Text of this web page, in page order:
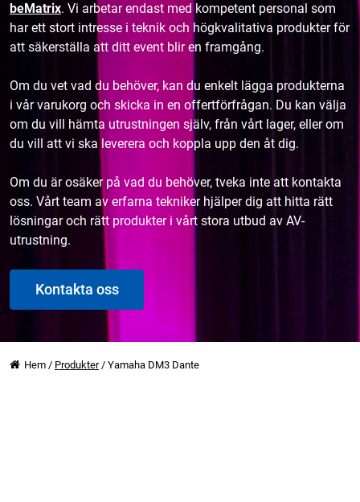
beMatrix. Vi arbetar endast med kompetent personal som
har ett stort intresse i teknik och högkvalitativa produkter för
att säkerställa att ditt event blir en framgång.
Om du vet vad du behöver, kan du enkelt lägga produkterna
i vår varukorg och skicka in en offertförfrågan. Du kan välja
om du vill hämta utrustningen själv, från vårt lager, eller om
du vill att vi ska leverera och koppla upp den åt dig.
Om du är osäker på vad du behöver, tveka inte att kontakta
oss. Vårt team av erfarna tekniker hjälper dig att hitta rätt
lösningar och rätt produkter i vårt stora utbud av AV-
utrustning.
Kontakta oss
Hem / Produkter/ Yamaha DM3 Dante